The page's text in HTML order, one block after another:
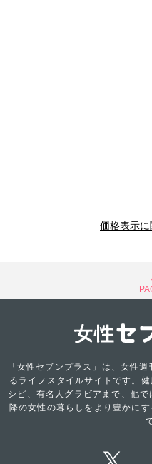
価格表示
「女性セブンプラス」は、女性
るライフスタイルサイトです。
シピ、有名人グラビアまで、他
降の女性の暮らしをより豊かに